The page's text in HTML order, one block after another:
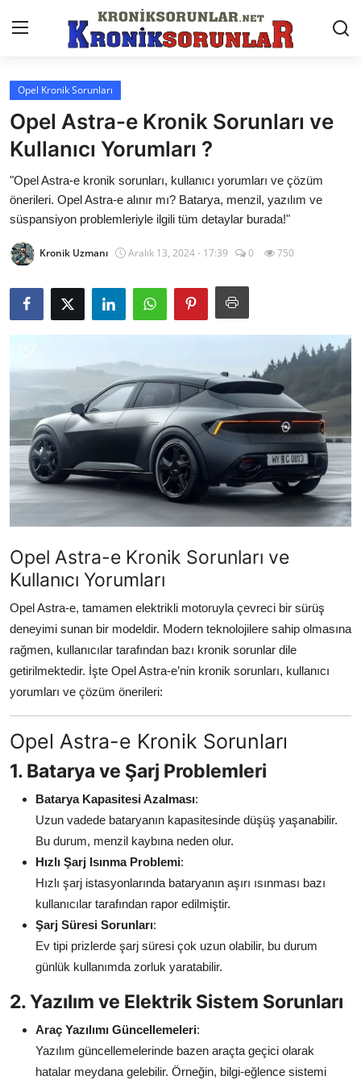
Anasayfa
Markalar
İletişim
Trafik & Cezalar
Sigorta & Kasko
Muayene & Ruhsat
İkinci El & Alım-Satım
Bakım & Arıza Çözümleri
Elektrikli & Hibrit
Kiralama & Filo
Sürüş & Güvenlik
Lastik & Jant
Yağlar & Sıvılar
LPG & Yakıt
Elektrik & Akü
Aydınlatma & Görüş
Şanzıman & Aktarma
Dizel Sistemler
Multimedya & Elektronik
Opel Kronik Sorunları
Opel Astra-e Kronik Sorunları ve
Kullanıcı Yorumları ?
"Opel Astra-e kronik sorunları, kullanıcı yorumları ve çözüm
önerileri. Opel Astra-e alınır mı? Batarya, menzil, yazılım ve
süspansiyon problemleriyle ilgili tüm detaylar burada!"
Kronik Uzmanı Aralık 13, 2024 - 17:39 0 750
Opel Astra-e Kronik Sorunları ve
Kullanıcı Yorumları
Opel Astra-e, tamamen elektrikli motoruyla çevreci bir sürüş
deneyimi sunan bir modeldir. Modern teknolojilere sahip olmasına
rağmen, kullanıcılar tarafından bazı kronik sorunlar dile
getirilmektedir. İşte Opel Astra-e’nin kronik sorunları, kullanıcı
yorumları ve çözüm önerileri:
Opel Astra-e Kronik Sorunları
1. Batarya ve Şarj Problemleri
Batarya Kapasitesi Azalması:
Uzun vadede bataryanın kapasitesinde düşüş yaşanabilir.
Bu durum, menzil kaybına neden olur.
Hızlı Şarj Isınma Problemi:
Hızlı şarj istasyonlarında bataryanın aşırı ısınması bazı
kullanıcılar tarafından rapor edilmiştir.
Şarj Süresi Sorunları:
Ev tipi prizlerde şarj süresi çok uzun olabilir, bu durum
günlük kullanımda zorluk yaratabilir.
2. Yazılım ve Elektrik Sistem Sorunları
Araç Yazılımı Güncellemeleri:
Yazılım güncellemelerinde bazen araçta geçici olarak
hatalar meydana gelebilir. Örneğin, bilgi-eğlence sistemi